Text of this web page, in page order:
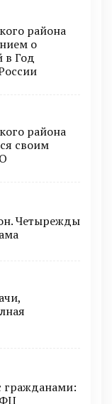
района
о
в Год
района
своим
Четырежды
гражданами: